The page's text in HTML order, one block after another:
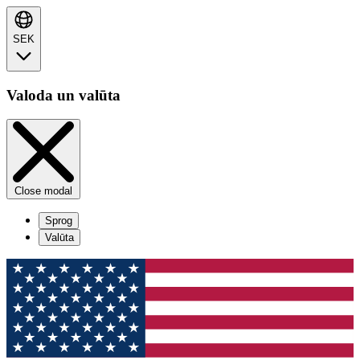
SEK
Valoda un valūta
Close modal
Sprog
Valūta